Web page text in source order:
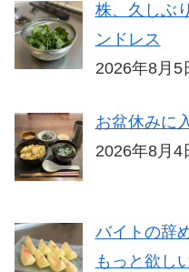
株、久しぶ
ンドレス
2026年8月5
お盆休みに
2026年8月4
バイトの辞
もっと欲し